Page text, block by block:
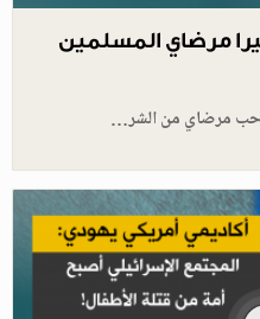
مرضاي المسلمين
مرضاي من الشر…